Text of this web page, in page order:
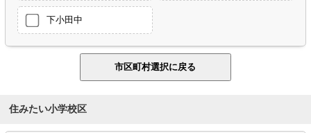
下小田中
住みたい小学校区